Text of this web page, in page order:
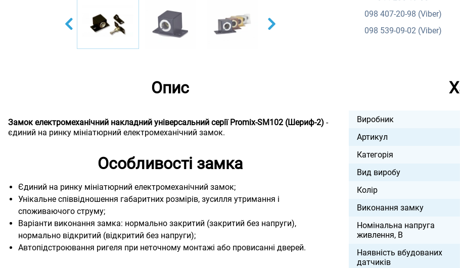
098 407-20-98 (Viber)
098 539-09-02 (Viber)
Опис
Замок електромеханічний накладний універсальний серії Promix-SM102 (Шериф-2) -
єдиний на ринку мініатюрний електромеханічний замок.
Особливості замка
Єдиний на ринку мініатюрний електромеханічний замок;
Унікальне співвідношення габаритних розмірів, зусилля утримання і
споживаючого струму;
Варіанти виконання замка: нормально закритий (закритий без напруги),
нормально відкритий (відкритий без напруги);
Автопідстроювання ригеля при неточному монтажі або провисанні дверей.
Виробник
Артикул
Категорія
Вид виробу
Колір
Виконання замку
Номінальна напруга
живлення, В
Наявність вбудованих
датчиків